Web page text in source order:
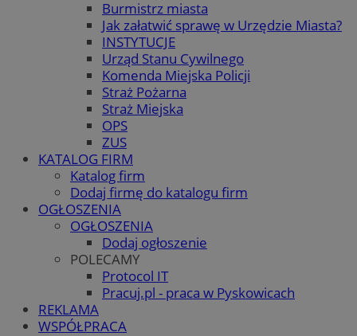
Burmistrz miasta
Jak załatwić sprawę w Urzędzie Miasta?
INSTYTUCJE
Urząd Stanu Cywilnego
Komenda Miejska Policji
Straż Pożarna
Straż Miejska
OPS
ZUS
KATALOG FIRM
Katalog firm
Dodaj firmę do katalogu firm
OGŁOSZENIA
OGŁOSZENIA
Dodaj ogłoszenie
POLECAMY
Protocol IT
Pracuj.pl - praca w Pyskowicach
REKLAMA
WSPÓŁPRACA